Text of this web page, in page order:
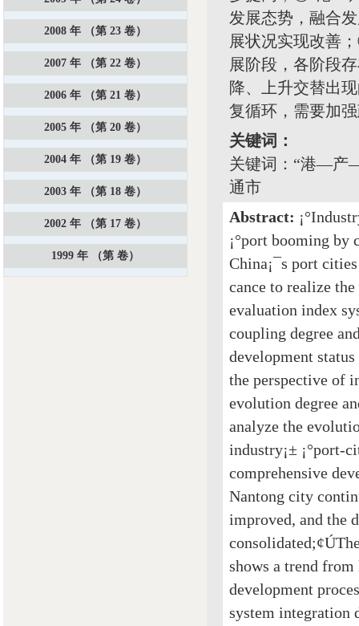
发展态势，融合
展状况实现改善
展阶段，各阶段
降、上升交替出
复循环，需要加
关键词：
关键词：“港—产
通市
Abstract:
¡°port booming by
China¡¯s port
cance to realize
evaluation index
coupling degree
development
the perspective of
evolution degree
analyze the
industry¡± ¡°port-
comprehensive
Nantong city
improved, and the
shows a trend
development
system integration
2008 年 （第 23 卷）
2007 年 （第 22 卷）
2006 年 （第 21 卷）
2005 年 （第 20 卷）
2004 年 （第 19 卷）
2003 年 （第 18 卷）
2002 年 （第 17 卷）
1999 年 （第 卷）